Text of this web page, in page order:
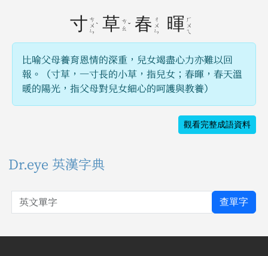
寸 ㄘ
ㄨ
ㄣ
ˋ 草 ㄘ
ㄠ ˇ 春 ㄔ
ㄨ
ㄣ
暉 ㄏ
ㄨ
ㄟ
比喻父母養育恩情的深重，兒女竭盡心力亦難以回
報。（寸草，一寸長的小草，指兒女；春暉，春天溫
暖的陽光，指父母對兒女細心的呵護與教養）
觀看完整成語資料
Dr.eye 英漢字典
英文單字 查單字